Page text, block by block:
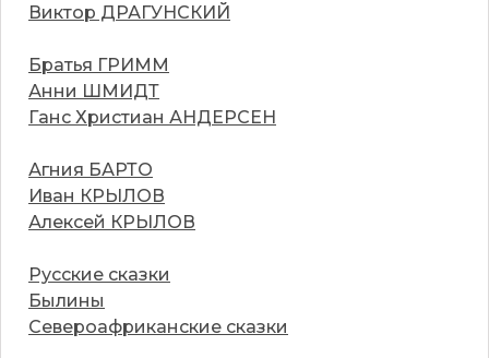
Виктор ДРАГУНСКИЙ
Братья ГРИММ
Анни ШМИДТ
Ганс Христиан АНДЕРСЕН
Агния БАРТО
Иван КРЫЛОВ
Алексей КРЫЛОВ
Русские сказки
Былины
Североафриканские сказки